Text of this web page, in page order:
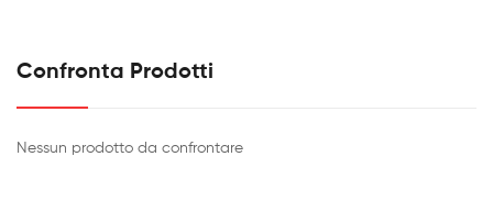
Confronta Prodotti
Nessun prodotto da confrontare